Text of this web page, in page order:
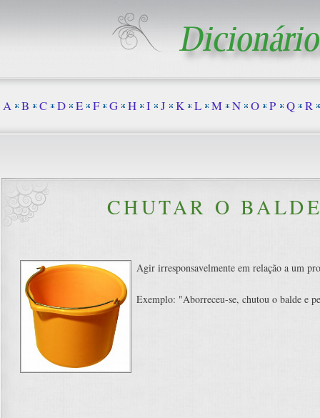
CHUTAR O
Agir irresponsavelmente em relação a um
Exemplo: "Aborreceu-se, chutou o balde e
A B C D E F G H I J K L M N O P Q R